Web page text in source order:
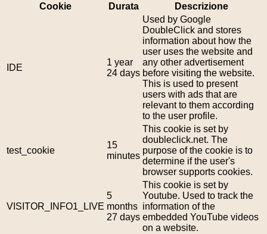
Cookie
Durata Descrizione
IDE
1 year
24 days
Used by Google
DoubleClick and stores
information about how the
user uses the website and
any other advertisement
before visiting the website.
This is used to present
users with ads that are
relevant to them according
to the user profile.
test_cookie
15
minutes
This cookie is set by
doubleclick.net. The
purpose of the cookie is to
determine if the user's
browser supports cookies.
VISITOR_INFO1_LIVE
5
months
27 days
This cookie is set by
Youtube. Used to track the
information of the
embedded YouTube videos
on a website.